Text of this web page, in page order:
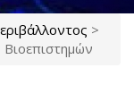
>